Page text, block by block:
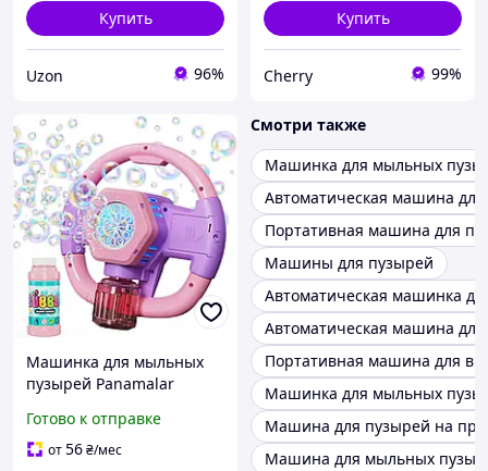
Купить
Uzon 96%
Купить
Cherry 99%
Машинка для мыльных
пузырей Panamalar
для детей с подсветкой и
10000 пузырей в минуту
Готово к отправке
от56₴/мес
Смотри также
Машинка для мыльных
Автоматическая машина
Портативная машина для
Машины для пузырей
Автоматическая машинка
Автоматическая машина для
Портативная машина для
Машинка для мыльных
Машина для пузырей на
Машина для мыльных